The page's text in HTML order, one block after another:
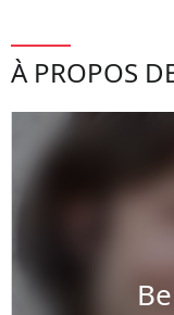
À PROPOS